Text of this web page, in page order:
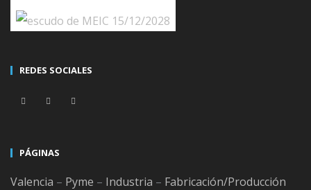
REDES SOCIALES
PÁGINAS
Valencia – Pyme – Industria – Fabricación/Producción